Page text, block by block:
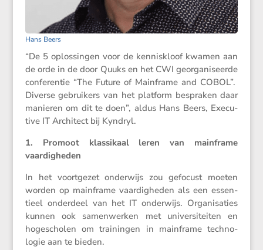
Hans Beers
“De 5 oplos­singen voor de kennis­kloof kwamen aan
de orde in de door Quuks en het CWI georga­ni­seerde
confe­rentie “The Future of Mainframe and COBOL”.
Diverse gebrui­kers van het platform bespraken daar
manieren om dit te doen”, aldus Hans Beers, Execu­
tive IT Archi­tect bij Kyndryl.
1. Promoot klassi­kaal leren van mainframe
vaardigheden
In het voort­gezet onder­wijs zou gefocust moeten
worden op mainframe vaardig­heden als een essen­
tieel onder­deel van het IT onder­wijs. Organi­sa­ties
kunnen ook samen­werken met univer­si­teiten en
hogescholen om trainingen in mainframe techno­
logie aan te bieden.